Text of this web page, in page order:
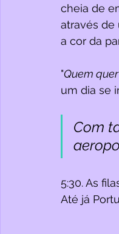
cheia de
através de
a cor da
"Quem
um dia se
Com
5:30. As
Até já